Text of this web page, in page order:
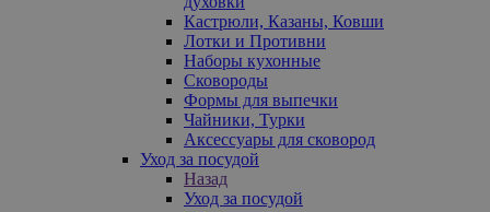
Кастрюли, Казаны, Ковши
Лотки и Противни
Наборы кухонные
Сковороды
Формы для выпечки
Чайники, Турки
Аксессуары для сковород
Уход за посудой
Назад
Уход за посудой